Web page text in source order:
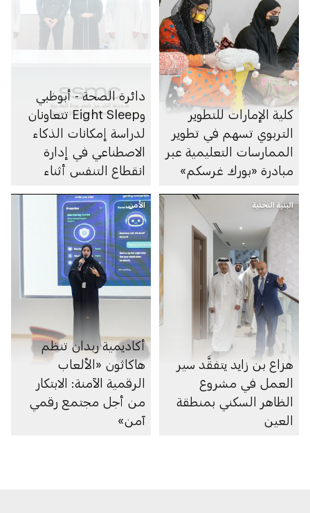
كلية الإمارات للتطوير
التربوي تسهم في تطوير
الممارسات التعليمية عبر
مبادرة «بورك غرسكم»
دائرة الصحة - أبوظبي
وEight Sleep تتعاونان
لدراسة إمكانات الذكاء
الاصطناعي في إدارة
انقطاع التنفس أثناء
البنية التحتية
هزاع بن زايد يتفقَّد سير
العمل في مشروع
الظاهر السكني بمنطقة
العين
الأمن
أكاديمية ربدان تنظم
هاكاثون «الألعاب
الرقمية الآمنة: الابتكار
من أجل مجتمع رقمي
آمن»